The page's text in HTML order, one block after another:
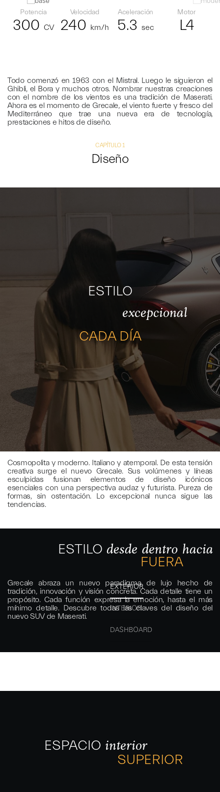
Potencia
300 CV
Velocidad
240 km/h
Aceleración
5.3 sec
Motor
L4
Todo comenzó en 1963 con el Mistral. Luego le siguieron el
Ghibli, el Bora y muchos otros. Nombrar nuestras creaciones
con el nombre de los vientos es una tradición de Maserati.
Ahora es el momento de Grecale, el viento fuerte y fresco del
Mediterráneo que trae una nueva era de tecnología,
prestaciones e hitos de diseño.
CAPÍTULO 1
Diseño
ESTILO
excepcional
CADA DÍA
Cosmopolita y moderno. Italiano y atemporal. De esta tensión
creativa surge el nuevo Grecale. Sus volúmenes y líneas
esculpidas fusionan elementos de diseño icónicos
esenciales con una perspectiva audaz y futurista. Pureza de
formas, sin ostentación. Lo excepcional nunca sigue las
tendencias.
ESTILO desde dentro hacia
FUERA
Grecale abraza un nuevo paradigma de lujo hecho de
tradición, innovación y visión concreta. Cada detalle tiene un
propósito. Cada función expresa la emoción, hasta el más
mínimo detalle. Descubre todas las claves del diseño del
nuevo SUV de Maserati.
EXTERIOR
INTERIOR
DASHBOARD
ESPACIO interior
SUPERIOR